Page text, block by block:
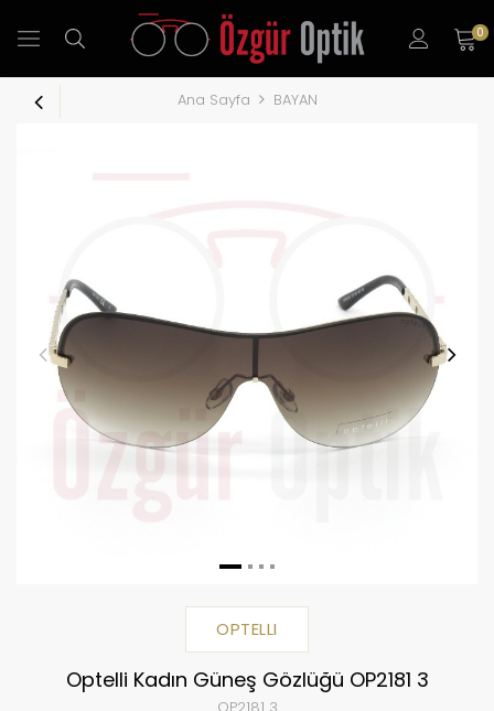
0
Ana Sayfa BAYAN
OPTELLI
Optelli Kadın Güneş Gözlüğü OP2181 3
OP2181 3